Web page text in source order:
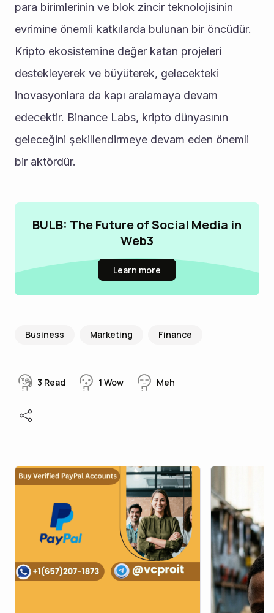
para birimlerinin ve blok zincir teknolojisinin
evrimine önemli katkılarda bulunan bir öncüdür.
Kripto ekosistemine değer katan projeleri
destekleyerek ve büyüterek, gelecekteki
inovasyonlara da kapı aralamaya devam
edecektir. Binance Labs, kripto dünyasının
geleceğini şekillendirmeye devam eden önemli
bir aktördür.
BULB: The Future of Social Media in
Web3
Learn more
Business Marketing Finance
3 Read 1 Wow Meh